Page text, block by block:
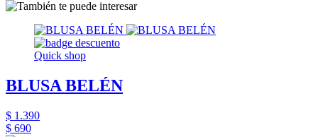
Quick shop
BLUSA BELÉN
$ 1.390
$ 690